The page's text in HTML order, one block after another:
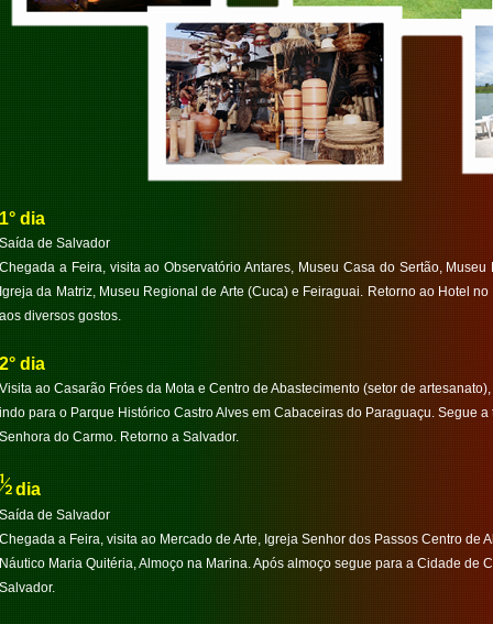
1° dia
Saída de Salvador
Chegada a Feira, visita ao Observatório Antares, Museu Casa do Sertão,
Igreja da Matriz, Museu Regional de Arte (Cuca) e Feiraguai. Retorno ao Hotel
aos diversos gostos.
2° dia
Visita ao Casarão Fróes da Mota e Centro de Abastecimento (setor de
indo para o Parque Histórico Castro Alves em Cabaceiras do Paraguaçu. Segue
Senhora do Carmo. Retorno a Salvador.
dia
Saída de Salvador
Chegada a Feira, visita ao Mercado de Arte, Igreja Senhor dos Passos Centro
Náutico Maria Quitéria, Almoço na Marina. Após almoço segue para a Cidade
Salvador.